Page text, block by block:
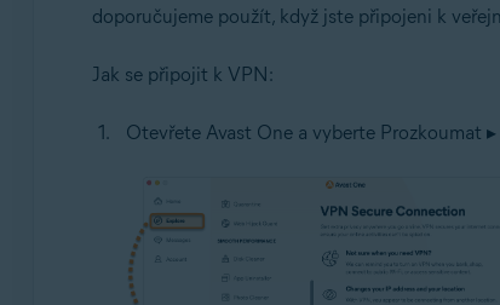
doporučujeme použít, když jste připojeni k
Jak se připojit k VPN:
Otevřete Avast One a vyberte Prozkoumat